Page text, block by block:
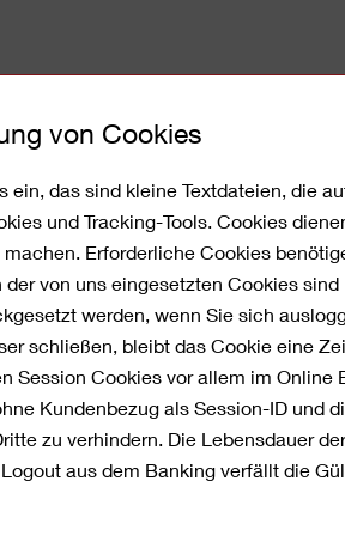
von Cookies
ein, das sind kleine Textdateien, die
und Tracking-Tools. Cookies
Erforderliche Cookies
von uns eingesetzten Cookies sind
werden, wenn Sie sich
schließen, bleibt das Cookie eine
Session Cookies vor allem im Online
Kundenbezug als Session-ID und
zu verhindern. Die Lebensdauer
aus dem Banking verfällt die
mit